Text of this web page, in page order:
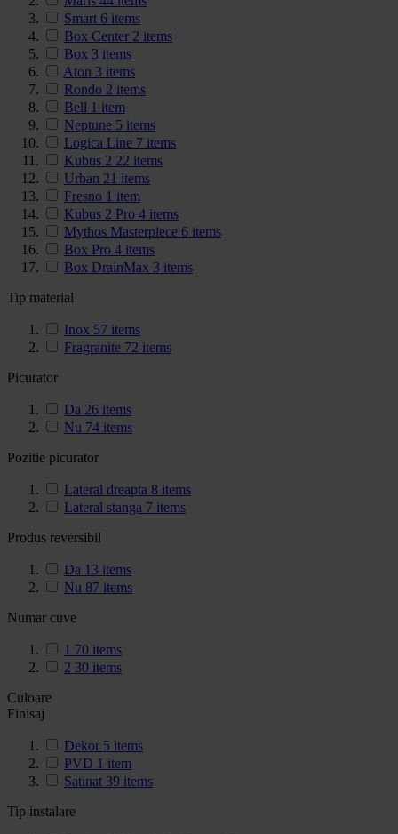
Smart 6 items
Box Center 2 items
Box 3 items
Aton 3 items
Rondo 2 items
Bell 1 item
Neptune 5 items
Logica Line 7 items
Kubus 2 22 items
Urban 21 items
Fresno 1 item
Kubus 2 Pro 4 items
Mythos Masterpiece 6 items
Box Pro 4 items
Box DrainMax 3 items
Tip material
Inox 57 items
Fragranite 72 items
Picurator
Da 26 items
Nu 74 items
Pozitie picurator
Lateral dreapta 8 items
Lateral stanga 7 items
Produs reversibil
Da 13 items
Nu 87 items
Numar cuve
1 70 items
2 30 items
Culoare
Finisaj
Dekor 5 items
PVD 1 item
Satinat 39 items
Tip instalare